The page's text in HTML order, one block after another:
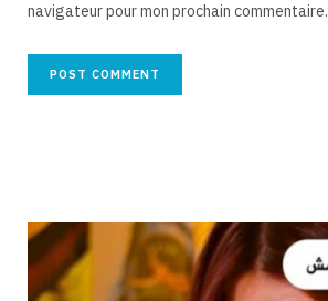
navigateur pour mon prochain commentaire.